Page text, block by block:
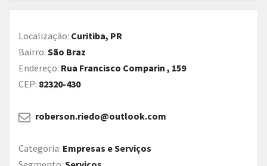
Localização: Curitiba, PR
Bairro: São Braz
Endereço: Rua Francisco Comparin , 159
CEP: 82320-430
roberson.riedo@outlook.com
Categoria: Empresas e Serviços